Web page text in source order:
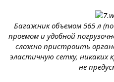
Багажник объемом 565 л
проемом и удобной
сложно пристроить
эластичную сетку, никаких
не